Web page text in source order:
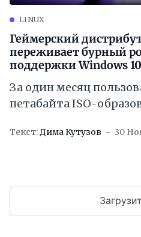
LINUX
Геймерский
переживает бурный
поддержки Windows 10
За один месяц
петабайта ISO-
Текст:Дима Кутузов 30